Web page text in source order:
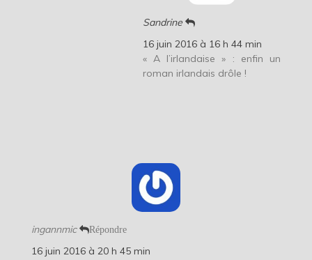
Sandrine
16 juin 2016 à 16 h 44 min
« A l’irlandaise » : enfin un
roman irlandais drôle !
ingannmic Répondre
16 juin 2016 à 20 h 45 min